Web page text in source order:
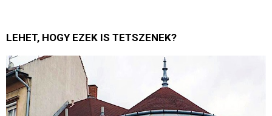
LEHET, HOGY EZEK IS TETSZENEK?